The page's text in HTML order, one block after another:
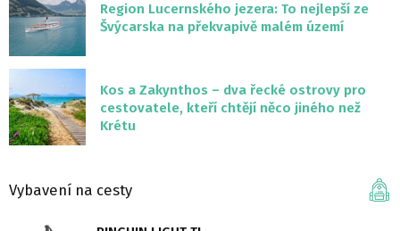
Region Lucernského jezera: To nejlepší ze
Švýcarska na překvapivě malém území
Kos a Zakynthos – dva řecké ostrovy pro
cestovatele, kteří chtějí něco jiného než
Krétu
Vybavení na cesty